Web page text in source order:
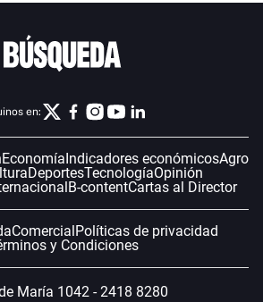
en:
Economía Indicadores económicosAgro
DeportesTecnologíaOpinión
B-contentCartas al Director
Comercial Políticas de privacidad
y Condiciones
María 1042 - 2418 8280